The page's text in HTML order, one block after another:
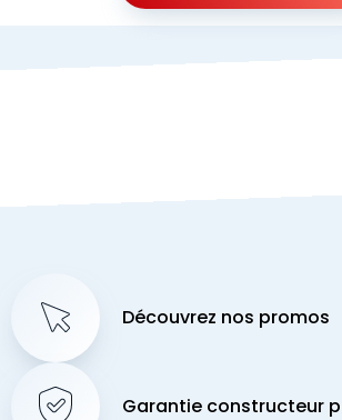
Découvrez nos promos
Garantie constructeur